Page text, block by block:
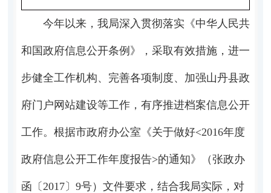
今年以来，我局深入贯彻落实《中华人民共
和国政府信息公开条例》，采取有效措施，进一
步健全工作机构、完善各项制度、加强山丹县政
府门户网站建设等工作，有序推进档案信息公开
工作。根据市政府办公室《关于做好<2016年度
政府信息公开工作年度报告>的通知》（张政办
函〔2017〕9号）文件要求，结合我局实际，对